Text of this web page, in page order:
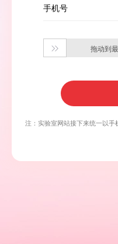
手机号
 拖动到
注：实验室网站接下来统一以